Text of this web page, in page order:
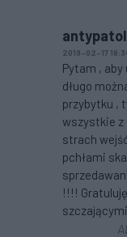
antypatol
2019-02-17
Pytam ,
długo
przybytku ,
wszystkie z
strach
pchłami
!!!!